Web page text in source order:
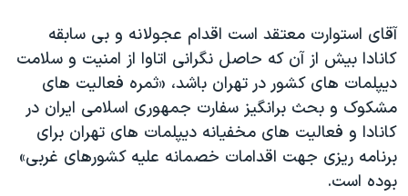
آقای استوارت معتقد است اقدام عجولانه و بی سابقه
کانادا بیش از آن که حاصل نگرانی اتاوا از امنیت و سلامت
دیپلمات های کشور در تهران باشد، «ثمره فعالیت های
مشکوک و بحث برانگیز سفارت جمهوری اسلامی ایران در
کانادا و فعالیت های مخفیانه دیپلمات های تهران برای
برنامه ریزی جهت اقدامات خصمانه علیه کشورهای غربی»
بوده است.